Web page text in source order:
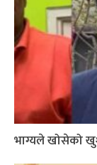
भाग्यले खोसेको